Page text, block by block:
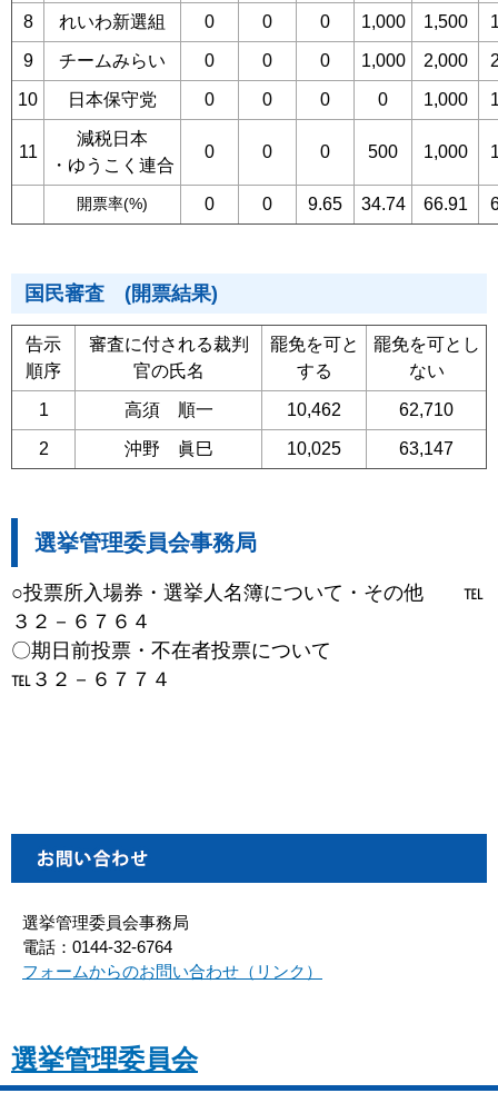
8 れいわ新選組 0 0 0 1,000 1,500
9 チームみらい 0 0 0 1,000 2,000
10 日本保守党 0 0 0 0 1,000
11
減税日本
・ゆうこく連合
0 0 0 500 1,000
開票率(%) 0 0 9.65 34.74 66.91
国民審査 (開票結果)
告示
順序
審査に付される裁判
官の氏名
罷免を可と
する
罷免を可とし
ない
1 高須 順一 10,462 62,710
2 沖野 眞巳 10,025 63,147
選挙管理委員会事務局
○投票所入場券・選挙人名簿について・その他 ℡
３２－６７６４
〇期日前投票・不在者投票について
℡３２－６７７４
選挙管理委員会事務局
電話：0144-32-6764
フォームからのお問い合わせ（リンク）
選挙管理委員会